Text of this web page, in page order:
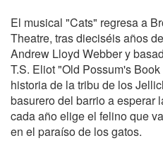
El musical "Cats" regresa a
Theatre, tras dieciséis años
Andrew Lloyd Webber y
T.S. Eliot "Old Possum's
historia de la tribu de los
basurero del barrio a esperar
cada año elige el felino que
en el paraíso de los gatos.